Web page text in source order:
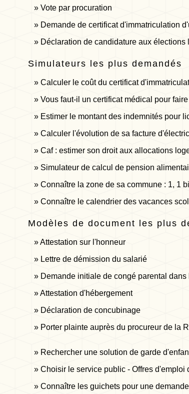
Vote par procuration
Demande de certificat d'immatriculation
Déclaration de candidature aux élections
Simulateurs les plus demandés
Calculer le coût du certificat
Vous faut-il un certificat médical pour
Estimer le montant des indemnités pour
Calculer l'évolution de sa facture
Caf : estimer son droit aux allocations
Simulateur de calcul de pension
Connaître la zone de sa commune : 1, 1
Connaître le calendrier des vacances
Modèles de document les plus
Attestation sur l'honneur
Lettre de démission du salarié
Demande initiale de congé parental dans
Attestation d'hébergement
Déclaration de concubinage
Porter plainte auprès du procureur de la
Rechercher une solution de garde
Choisir le service public - Offres d'emploi
Connaître les guichets pour une